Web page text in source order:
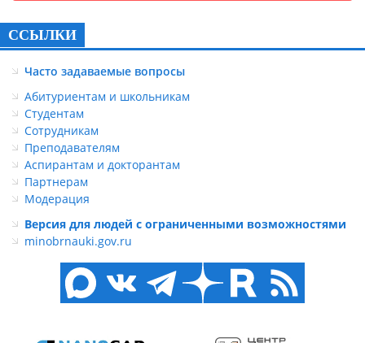
ССЫЛКИ
Часто задаваемые вопросы
Абитуриентам и школьникам
Студентам
Сотрудникам
Преподавателям
Аспирантам и докторантам
Партнерам
Модерация
Версия для людей с ограниченными возможностями
minobrnauki.gov.ru